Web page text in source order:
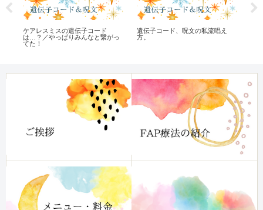
ケアレスミスの遺伝子コード
は…？／やっぱりみんなと繋がっ
てた！
遺伝子コード、呪文の私流唱え
方。